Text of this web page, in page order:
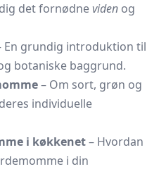
det fornødneviden og
En grundig introduktion til
botaniske baggrund.
– Om sort, grøn og
individuelle
i køkkenet– Hvordan
i din